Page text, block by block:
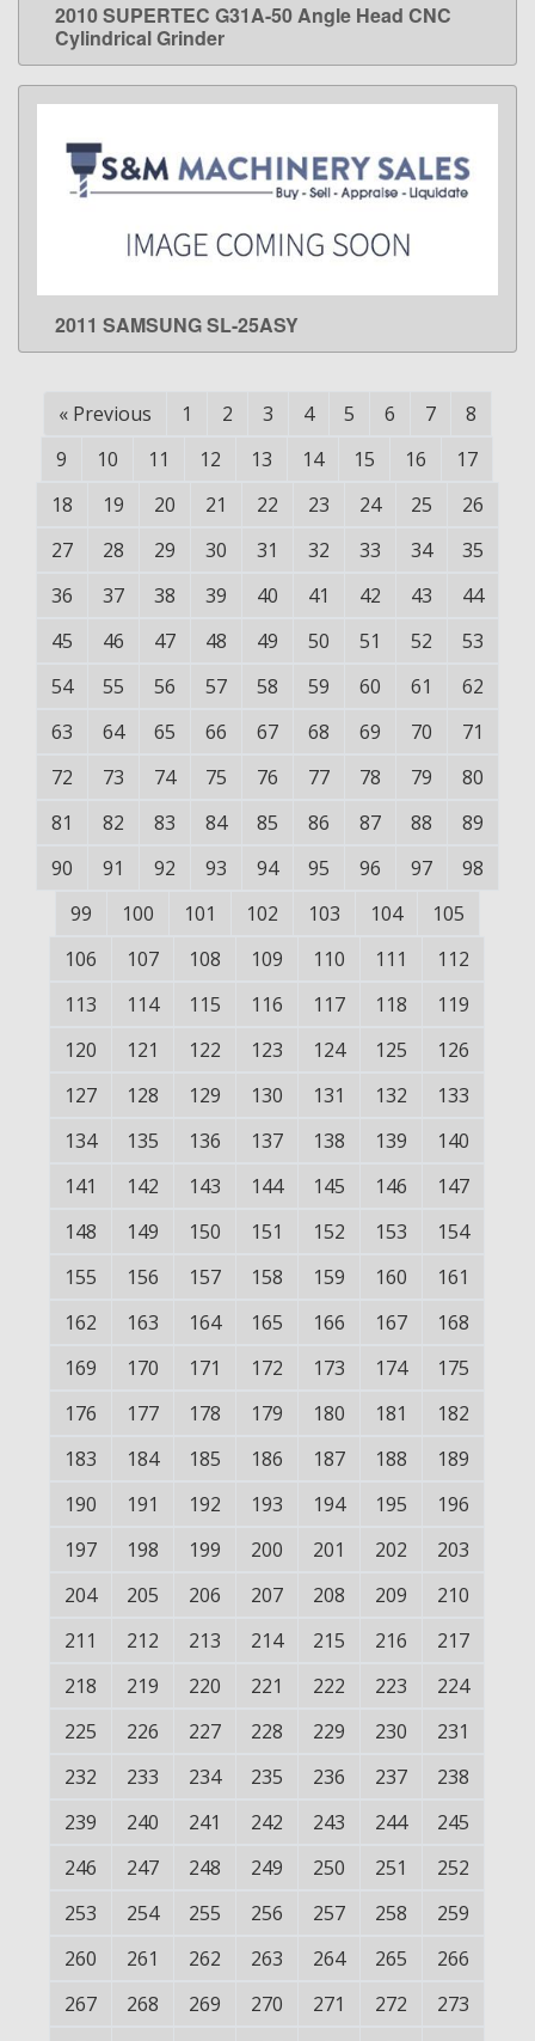
LEARN MORE
2010 SUPERTEC G31A-50 Angle Head CNC
Cylindrical Grinder
LEARN MORE
2011 SAMSUNG SL-25ASY
« Previous 1 2 3 4 5 6 7
8
9
10 11 12 13 14 15 16
17
18
19 20 21 22 23 24 25
26
27
28 29 30 31 32 33 34
35
36
37 38 39 40 41 42 43
44
45
46 47 48 49 50 51 52
53
54
55 56 57 58 59 60 61
62
63
64 65 66 67 68 69 70
71
72
73 74 75 76 77 78 79
80
81
82 83 84 85 86 87 88
89
90
91 92 93 94 95 96 97
98
99
100 101 102 103 104
105
106
107 108 109 110 111
112
113
114 115 116 117 118
119
120
121 122 123 124 125
126
127
128 129 130 131 132
133
134
135 136 137 138 139
140
141
142 143 144 145 146
147
148
149 150 151 152 153
154
155
156 157 158 159 160
161
162
163 164 165 166 167
168
169
170 171 172 173 174
175
176
177 178 179 180 181
182
183
184 185 186 187 188
189
190
191 192 193 194 195
196
197
198 199 200 201 202
203
204
205 206 207 208 209
210
211
212 213 214 215 216
217
218
219 220 221 222 223
224
225
226 227 228 229 230
231
232
233 234 235 236 237
238
239
240 241 242 243 244
245
246
247 248 249 250 251
252
253
254 255 256 257 258
259
260
261 262 263 264 265
266
267
268 269 270 271 272
273